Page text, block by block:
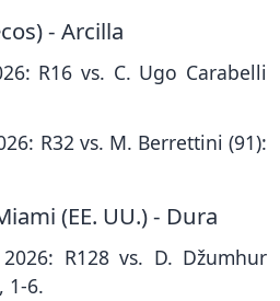
- Arcilla
R16 vs. C. Ugo Carabelli
R32 vs. M. Berrettini (91):
(EE. UU.) - Dura
R128 vs. D. Džumhur
1-6.